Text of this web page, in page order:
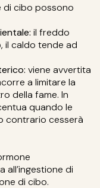
di cibo possono
il freddo
il caldo tende ad
viene avvertita
a limitare la
della fame. In
quando le
contrario cesserà
di
di cibo.